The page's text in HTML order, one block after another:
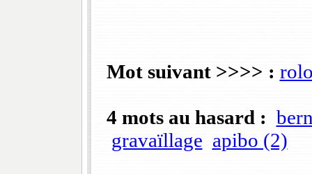
Mot suivant >>>> :
4 mots au hasard :
gravaïllage apibo (2)